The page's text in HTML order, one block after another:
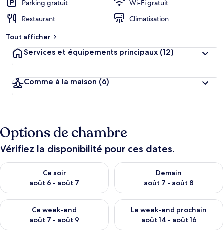
Parking gratuit
Wi-Fi gratuit
Restaurant
Climatisation
Tout afficher
Services et équipements principaux (12)
Comme à la maison (6)
Options de chambre
Vérifiez la disponibilité pour ces dates.
Ce soir
août 6 - août 7
Vérifier la disponibilité pour ce soir août 6 - août 7
Demain
août 7 - août 8
Vérifier la disponibilité pour
Ce week-end
août 7 - août 9
Vérifier la disponibilité pour ce week-end août 7 - août 9
Le week-end prochain
août 14 - août 16
Vérifier la disponibilité pour